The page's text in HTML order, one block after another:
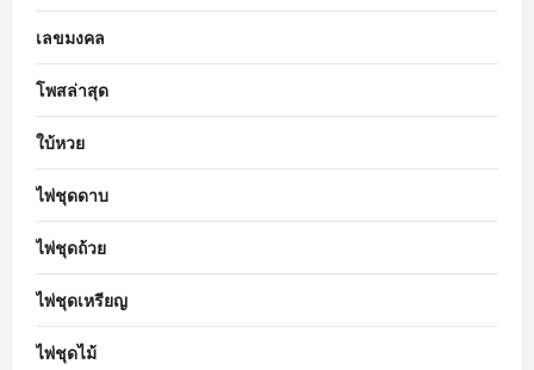
เลขมงคล
โพสล่าสุด
ใบ้หวย
ไพ่ชุดดาบ
ไพ่ชุดถ้วย
ไพ่ชุดเหรียญ
ไพ่ชุดไม้